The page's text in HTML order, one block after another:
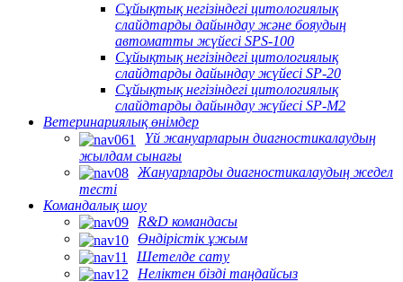
Сұйықтық негізіндегі цитологиялық
слайдтарды дайындау және бояудың
автоматты жүйесі SPS-100
Сұйықтық негізіндегі цитологиялық
слайдтарды дайындау жүйесі SP-20
Сұйықтық негізіндегі цитологиялық
слайдтарды дайындау жүйесі SP-M2
Ветеринариялық өнімдер
Үй жануарларын диагностикалаудың
жылдам сынағы
Жануарларды диагностикалаудың жедел
тесті
Командалық шоу
R&D командасы
Өндірістік ұжым
Шетелде сату
Неліктен бізді таңдайсыз